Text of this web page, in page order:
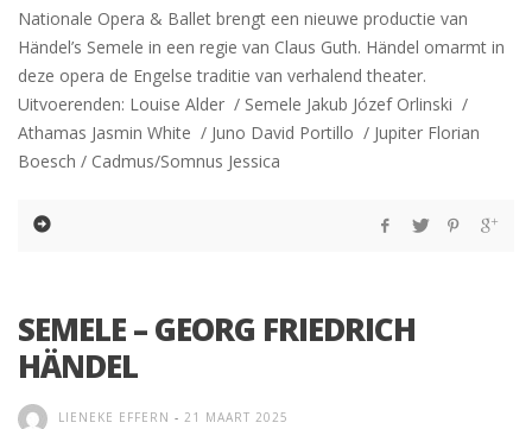
Nationale Opera & Ballet brengt een nieuwe productie van
Händel’s Semele in een regie van Claus Guth. Händel omarmt in
deze opera de Engelse traditie van verhalend theater.
Uitvoerenden: Louise Alder / Semele Jakub Józef Orlinski /
Athamas Jasmin White / Juno David Portillo / Jupiter Florian
Boesch / Cadmus/Somnus Jessica
SEMELE – GEORG FRIEDRICH
HÄNDEL
LIENEKE EFFERN - 21 MAART 2025